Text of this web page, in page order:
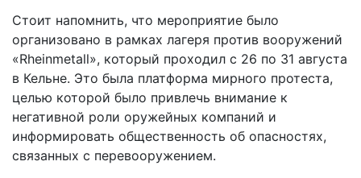
Стоит напомнить, что мероприятие было
организовано в рамках лагеря против вооружений
«Rheinmetall», который проходил с 26 по 31 августа
в Кельне. Это была платформа мирного протеста,
целью которой было привлечь внимание к
негативной роли оружейных компаний и
информировать общественность об опасностях,
связанных с перевооружением.